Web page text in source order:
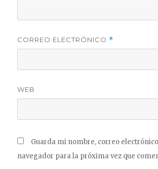
CORREO ELECTRÓNICO *
WEB
Guarda mi nombre, correo
navegador para la próxima vez que